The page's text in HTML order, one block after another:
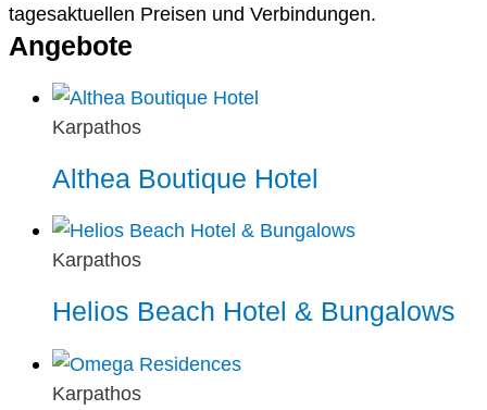
tagesaktuellen Preisen und Verbindungen.
Angebote
Karpathos
Althea Boutique Hotel
Karpathos
Helios Beach Hotel & Bungalows
Karpathos